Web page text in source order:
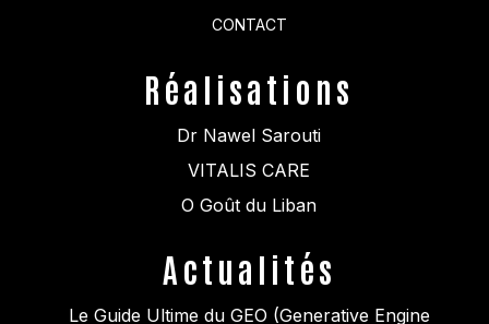
CONTACT
Réalisations
Dr Nawel Sarouti
VITALIS CARE
O Goût du Liban
Actualités
Le Guide Ultime du GEO (Generative Engine